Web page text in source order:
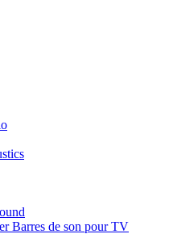
Barres de son pour TV